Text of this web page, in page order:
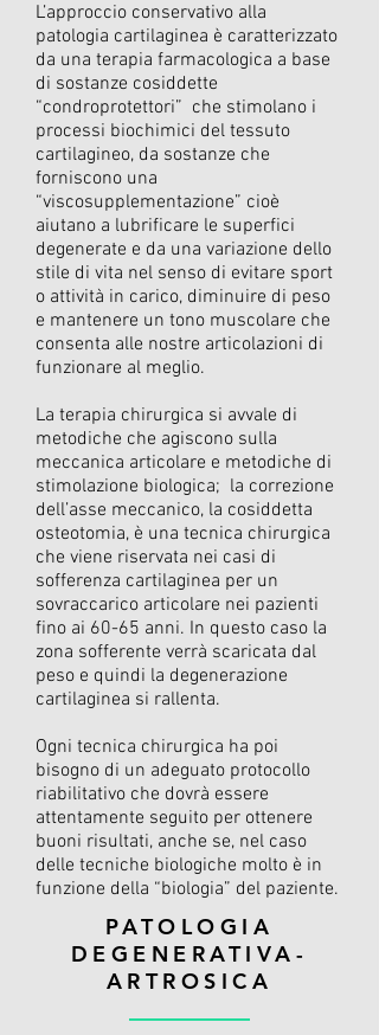
L’approccio conservativo alla
patologia cartilaginea è caratterizzato
da una terapia farmacologica a base
di sostanze cosiddette
“condroprotettori” che stimolano i
processi biochimici del tessuto
cartilagineo, da sostanze che
forniscono una
“viscosupplementazione” cioè
aiutano a lubrificare le superfici
degenerate e da una variazione dello
stile di vita nel senso di evitare sport
o attività in carico, diminuire di peso
e mantenere un tono muscolare che
consenta alle nostre articolazioni di
funzionare al meglio.
La terapia chirurgica si avvale di
metodiche che agiscono sulla
meccanica articolare e metodiche di
stimolazione biologica; la correzione
dell’asse meccanico, la cosiddetta
osteotomia, è una tecnica chirurgica
che viene riservata nei casi di
sofferenza cartilaginea per un
sovraccarico articolare nei pazienti
fino ai 60-65 anni. In questo caso la
zona sofferente verrà scaricata dal
peso e quindi la degenerazione
cartilaginea si rallenta.
Ogni tecnica chirurgica ha poi
bisogno di un adeguato protocollo
riabilitativo che dovrà essere
attentamente seguito per ottenere
buoni risultati, anche se, nel caso
delle tecniche biologiche molto è in
funzione della “biologia” del paziente.
PATOLOGIA
DEGENERATIVA-
ARTROSICA